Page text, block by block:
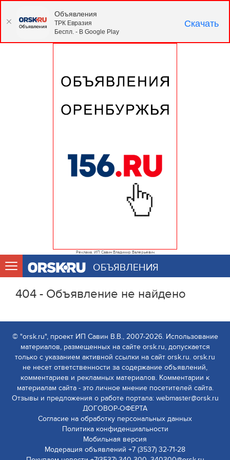
Реклама. ИП Савин Владимир Валерьевич
ОБЪЯВЛЕНИЯ
404 - Объявление не найдено
© "orsk.ru", проект ИП Савин В.В., 2007-2026. Использование
материалов, размещенных на сайте orsk.ru, допускается
только с указанием активной ссылки на сайт orsk.ru. orsk.ru
не несет ответственности за содержание объявлений,
комментариев и рекламных материалов. Комментарии к
материалам сайта - это личное мнение посетителей сайта.
Отзывы и предложения о работе портала: webmaster@orsk.ru
ДОГОВОР-ОФЕРТА
Согласие на обработку персональных данных
Политика конфиденциальности
Мобильная версия
Модерация объявлений +7 (3537) 32-71-28
Объявления
ТРК Евразия
Беспл. - В Google Play
Скачать